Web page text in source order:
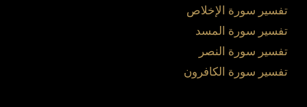
تفسير سورة الإخلاص
تفسير سورة المسد
تفسير سورة النصر
تفسير سورة الكافرون